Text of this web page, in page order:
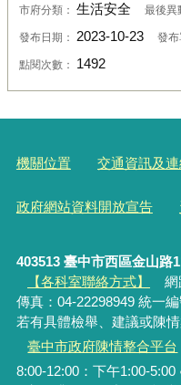
市府分類： 生活安全 最後異
發布日期： 2023-10-23 發布
點閱次數： 1492
機關位置 交通資訊及
政府網站資料開放宣告
403513 臺中市西區金山路
【各科室聯絡方式】
網
傳真：04-22298949 統一
若有具體檢舉、建議或陳
臺中市政府陳情整合平台
8:00-12:00：下午1:00-